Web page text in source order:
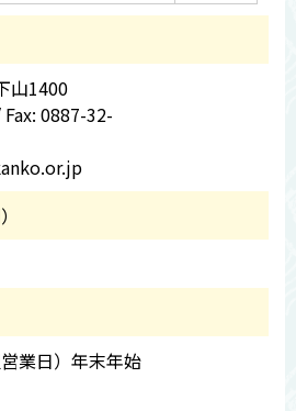
山1400
0887-32-
業日）年末年始